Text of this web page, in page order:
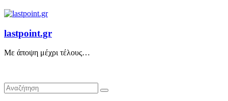
lastpoint.gr
Με άποψη μέχρι τέλους…